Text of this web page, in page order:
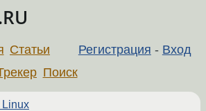
Регистрация - Вход
Статьи
Поиск